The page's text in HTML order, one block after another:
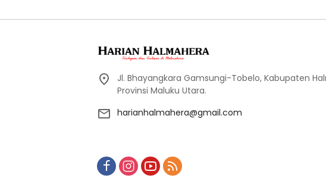
Jl. Bhayangkara Gamsungi-Tobelo, Kabupaten
Provinsi Maluku Utara.
harianhalmahera@gmail.com